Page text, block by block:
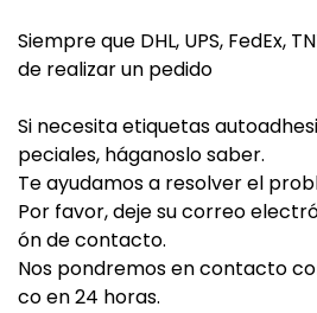
Siempre que DHL, UPS, FedEx,
de realizar un pedido
Si necesita etiquetas
peciales, háganoslo saber.
Te ayudamos a resolver el
Por favor, deje su correo
ón de contacto.
Nos pondremos en contacto
co en 24 horas.